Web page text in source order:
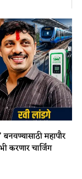
महापौर
करणार चार्जिंग